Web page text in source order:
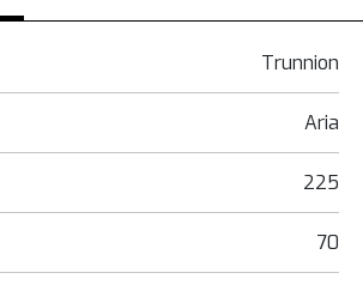
Trunnion
Aria
225
70